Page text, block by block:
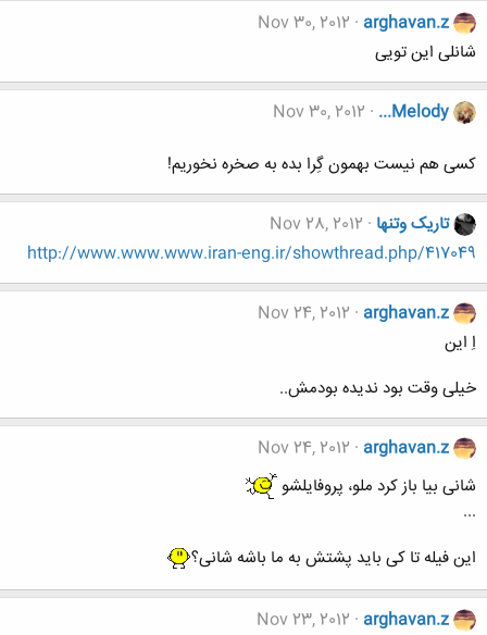
arghavan.z
Nov 30, 2012
شانلی این تویی
...Melody
Nov 30, 2012
کسی هم نیست بهمون گِرا بده به صخره نخوریم!
تاریک وتنها Nov 28, 2012
http://www.www.www.iran-eng.ir/showthread.php/417049
arghavan.z
Nov 24, 2012
اِ این
خیلی وقت بود ندیده بودمش..
arghavan.z
Nov 24, 2012
شانی بیا باز کرد ملو، پروفایلشو
...
این فیله تا کی باید پشتش به ما باشه شانی؟
arghavan.z
Nov 23, 2012